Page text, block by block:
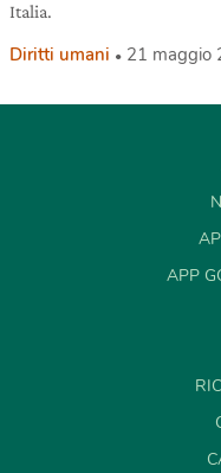
Italia.
Diritti umani 21 maggio
APP